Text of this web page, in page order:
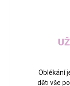
Oblékání
děti vše